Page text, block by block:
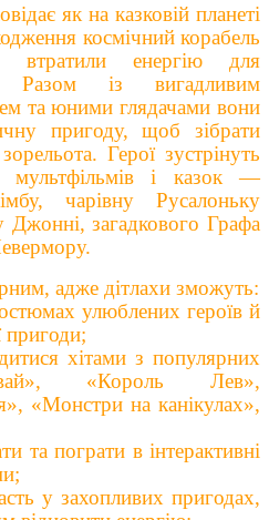
як на казковій планеті
космічний корабель
втратили енергію для
Разом із вигадливим
та юними глядачами вони
пригоду, щоб зібрати
Герої зустрінуть
мультфільмів і казок —
чарівну Русалоньку
Джонні, загадкового Графа
адже дітлахи зможуть:
улюблених героїв й
пригоди;
хітами з популярних
«Король Лев»,
«Монстри на канікулах»,
та пограти в інтерактивні
у захопливих пригодах,